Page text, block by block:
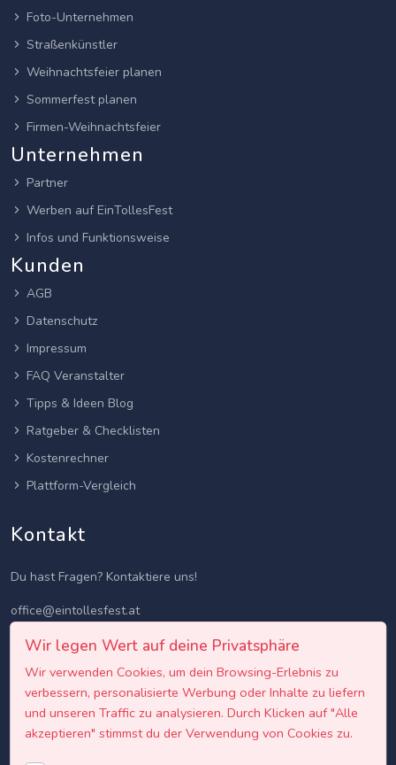
Foto-Unternehmen
Straßenkünstler
Weihnachtsfeier planen
Sommerfest planen
Firmen-Weihnachtsfeier
Unternehmen
Partner
Werben auf EinTollesFest
Infos und Funktionsweise
Kunden
AGB
Datenschutz
Impressum
FAQ Veranstalter
Tipps & Ideen Blog
Ratgeber & Checklisten
Kostenrechner
Plattform-Vergleich
Kontakt
Du hast Fragen? Kontaktiere uns!
office@eintollesfest.at
Wir legen Wert auf deine Privatsphäre
Wir verwenden Cookies, um dein Browsing-Erlebnis zu
verbessern, personalisierte Werbung oder Inhalte zu liefern
und unseren Traffic zu analysieren. Durch Klicken auf "Alle
akzeptieren" stimmst du der Verwendung von Cookies zu.